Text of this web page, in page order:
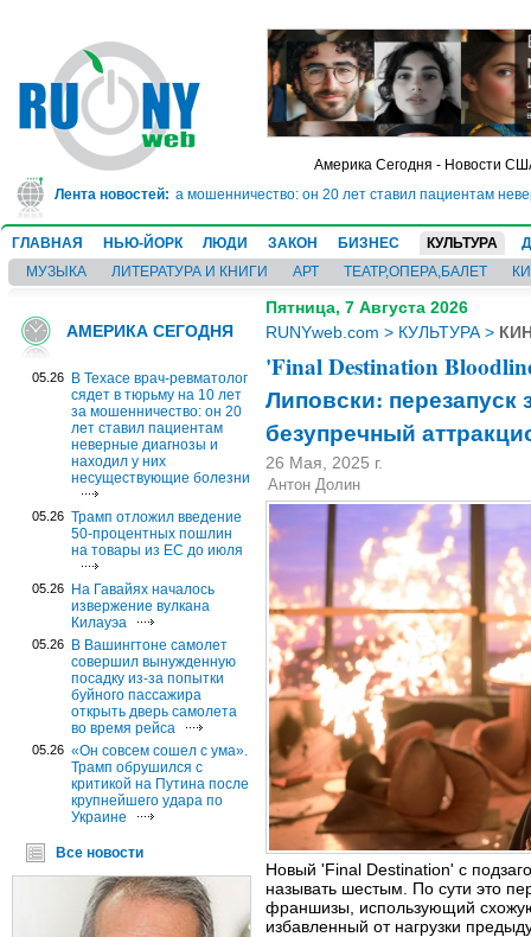
Америка Сегодня - Новости
Лента новостей:
на 10 лет за мошенничество: он 20 лет ставил пациентам неверные
ГЛАВНАЯ НЬЮ-ЙОРК ЛЮДИ ЗАКОН БИЗНЕС КУЛЬТУРА
МУЗЫКА
ЛИТЕРАТУРА И КНИГИ АРТ ТЕАТР,ОПЕРА,БАЛЕТ
АМЕРИКА СЕГОДНЯ
05.26
В Техасе врач-ревматолог
сядет в тюрьму на 10 лет
за мошенничество: он 20
лет ставил пациентам
неверные диагнозы и
находил у них
несуществующие болезни
05.26 Трамп отложил введение
50-процентных пошлин
на товары из ЕС до июля
05.26
На Гавайях началось
извержение вулкана
Килауэа
05.26
В Вашингтоне самолет
совершил вынужденную
посадку из-за попытки
буйного пассажира
открыть дверь самолета
во время рейса
05.26 «Он совсем сошел с ума».
Трамп обрушился с
критикой на Путина после
крупнейшего удара по
Украине
Все новости
Пятница, 7 Августа 2026
RUNYweb.com > КУЛЬТУРА >
'Final Destination
Липовски: перезапуск
безупречный
26 Мая, 2025 г.
Антон Долин
Новый 'Final Destination' с
называть шестым. По сути это
франшизы, использующий
избавленный от нагрузки